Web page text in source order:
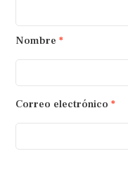
Nombre *
Correo electrónico *